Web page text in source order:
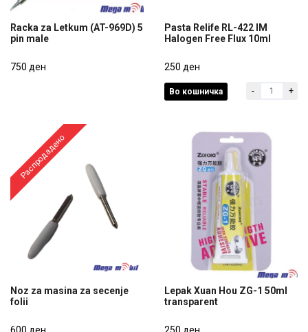
pin male
Racka za Letkum (AT-969D) 5
pin male
750 ден
Halogen Free Flux 10ml
250 ден
Pasta Relife RL-422 IM
Halogen Free Flux 10ml
250 ден
Во кошничка - +
Распродадено
folii
Noz za masina za secenje
folii
600 ден
transparent
Lepak Xuan Hou ZG-1 50ml
transparent
250 ден